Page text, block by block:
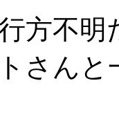
方不
さん